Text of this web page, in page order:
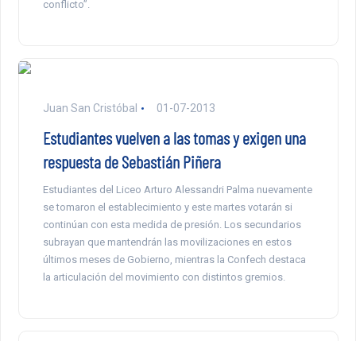
conflicto”.
Juan San Cristóbal 01-07-2013
Estudiantes vuelven a las tomas y exigen una
respuesta de Sebastián Piñera
Estudiantes del Liceo Arturo Alessandri Palma nuevamente
se tomaron el establecimiento y este martes votarán si
continúan con esta medida de presión. Los secundarios
subrayan que mantendrán las movilizaciones en estos
últimos meses de Gobierno, mientras la Confech destaca
la articulación del movimiento con distintos gremios.